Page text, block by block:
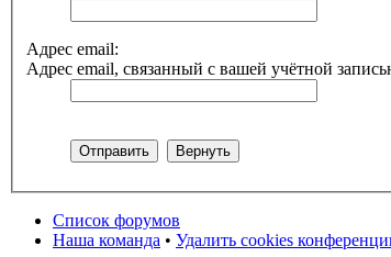
Адрес email:
Адрес email, связанный с вашей учётной
Список форумов
Наша команда • Удалить cookies